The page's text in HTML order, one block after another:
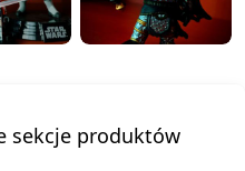
sekcje produktów